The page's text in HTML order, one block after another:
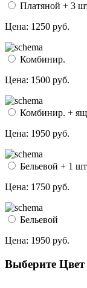
Платяной + 3
Цена: 1250 руб.
Комбинир.
Цена: 1500 руб.
Комбинир. +
Цена: 1950 руб.
Бельевой + 1
Цена: 1750 руб.
Бельевой
Цена: 1950 руб.
Выберите